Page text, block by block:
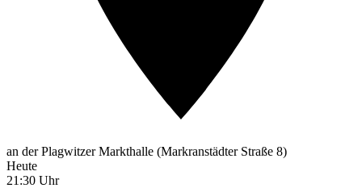
an der Plagwitzer Markthalle (Markranstädter Straße 8)
Heute
21:30 Uhr